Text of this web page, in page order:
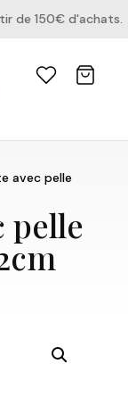
de 150€ d'achats.
avec pelle
pelle